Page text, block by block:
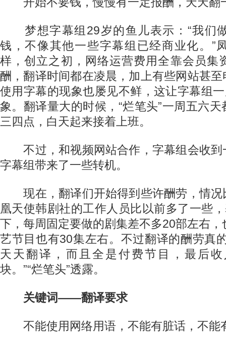
梦想字幕组29岁的鱼儿表示：“我们
钱，不像其他一些字幕组已经商业化。”
样，创立之初，网络运营费用全靠会员集
酬，翻译时间都在凌晨，加上有些网站甚
使用字幕的现象也屡见不鲜，这让字幕组
象。翻译量大的时候，“烂笔头”一周五六
三四点，白天起来接着上班。
不过，和视频网站合作，字幕组会收到
字幕组带来了一些转机。
现在，翻译们开始得到些许酬劳，情况
凰天使韩剧社的工作人员比以前多了一些
下，每周固定要做的剧集差不多20部左右
艺节目也有30集左右。不过翻译的酬劳真
天天翻译，而且全是付费节目，最后
块。”“烂笔头”透露。
关键词——翻译要求
不能使用网络用语，不能有脏话，不能